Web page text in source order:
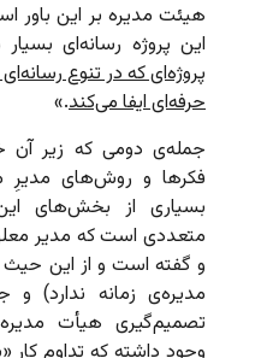
هیئت مدیره بر این باور
این پروژه رسانه‌ای
پروژه‌ای که در تنوع
حرفه‌ای ایفا می‌کند.»
جمله‌ی دومی که زیر
فکرها و روش‌های مدیرِ
بسیاری از بخش‌های
متعددی است که مدیر
و گفته است و از این
مدیره‌ی زمانه ندارد)
تصمیم‌گیری هیأت